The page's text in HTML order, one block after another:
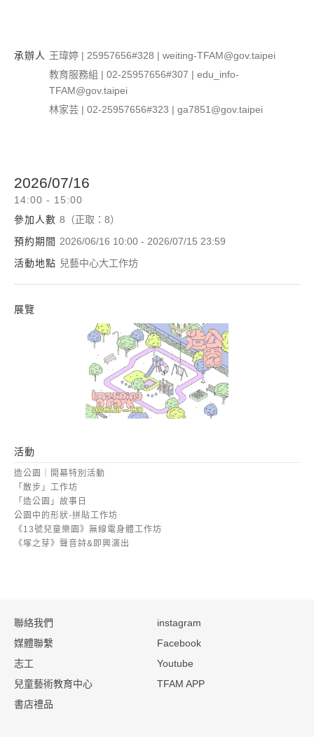
承辦人 王瑋婷 | 25957656#328 | weiting-TFAM@gov.taipei
教育服務組 | 02-25957656#307 | edu_info-
TFAM@gov.taipei
林家芸 | 02-25957656#323 | ga7851@gov.taipei
2026/07/16
14:00 - 15:00
參加人數 8（正取：8）
預約期間 2026/06/16 10:00 - 2026/07/15 23:59
活動地點 兒藝中心大工作坊
展覽
造公園
活動
造公園｜開幕特別活動
「散步」工作坊
「造公園」故事日
公園中的形狀-拼貼工作坊
《13號兒童樂園》無線電身體工作坊
《塚之芽》聲音詩&即興演出
聯絡我們
媒體聯繫
志工
兒童藝術教育中心
書店禮品
instagram
Facebook
Youtube
TFAM APP